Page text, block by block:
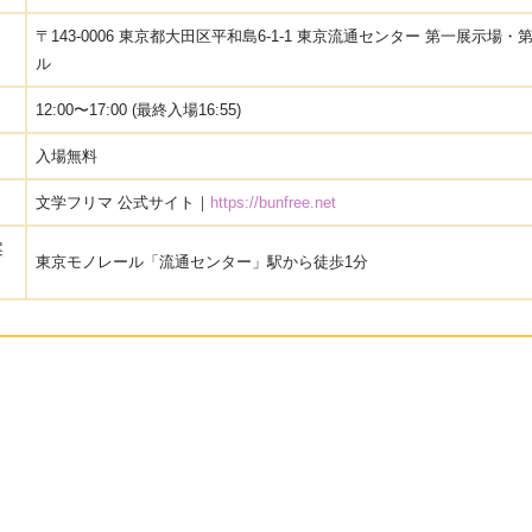
〒143-0006 東京都大田区平和島6-1-1 東京流通センター 第一展示場・
ル
12:00〜17:00 (最終入場16:55)
入場無料
文学フリマ 公式サイト｜ https://bunfree.net
東京モノレール「流通センター」駅から徒歩1分